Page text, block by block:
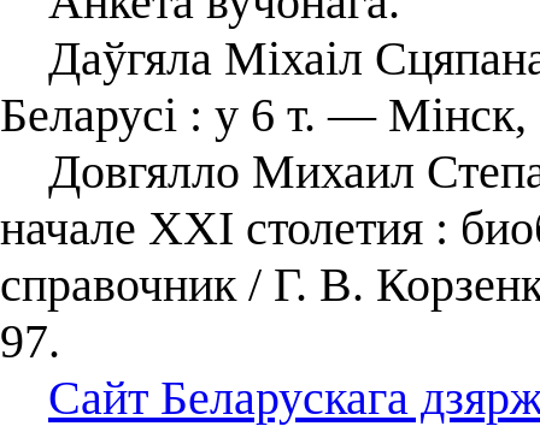
Даўгяла Міхаіл
Беларусі : у 6 т. —
Довгялло Михаил
начале XXI столетия :
справочник / Г. В.
97.
Сайт Беларускага